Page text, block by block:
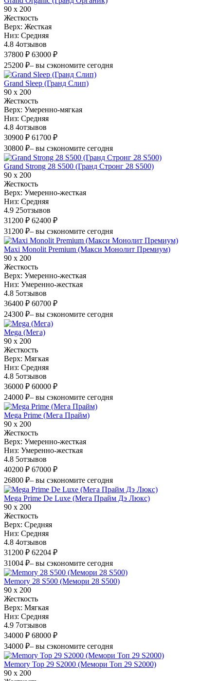
90 х 200
Жесткость
Верх: Жесткая
Низ: Средняя
4.8 4отзывов
37800 ₽ 63000 ₽
25200 ₽– вы сэкономите сегодня
Grand Sleep (Гранд Слип)
90 х 200
Жесткость
Верх: Умеренно-мягкая
Низ: Средняя
4.8 4отзывов
30900 ₽ 61700 ₽
30800 ₽– вы сэкономите сегодня
Grand Strong 28 S500 (Гранд Стронг 28 S500)
90 х 200
Жесткость
Верх: Умеренно-жесткая
Низ: Средняя
4.9 25отзывов
31200 ₽ 62400 ₽
31200 ₽– вы сэкономите сегодня
Maxi Monolit Premium (Макси Монолит Премиум)
90 х 200
Жесткость
Верх: Умеренно-жесткая
Низ: Умеренно-жесткая
4.8 5отзывов
36400 ₽ 60700 ₽
24300 ₽– вы сэкономите сегодня
Mega (Мега)
90 х 200
Жесткость
Верх: Мягкая
Низ: Средняя
4.8 5отзывов
36000 ₽ 60000 ₽
24000 ₽– вы сэкономите сегодня
Mega Prime (Мега Прайм)
90 х 200
Жесткость
Верх: Умеренно-жесткая
Низ: Умеренно-жесткая
4.8 5отзывов
40200 ₽ 67000 ₽
26800 ₽– вы сэкономите сегодня
Mega Prime De Luxe (Мега Прайм Дэ Люкс)
90 х 200
Жесткость
Верх: Средняя
Низ: Средняя
4.8 4отзывов
31200 ₽ 62204 ₽
31004 ₽– вы сэкономите сегодня
Memory 28 S500 (Мемори 28 S500)
90 х 200
Жесткость
Верх: Мягкая
Низ: Средняя
4.9 7отзывов
34000 ₽ 68000 ₽
34000 ₽– вы сэкономите сегодня
Memory Top 29 S2000 (Мемори Топ 29 S2000)
90 х 200